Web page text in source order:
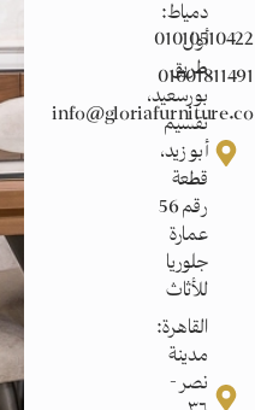
01010510422
01001811491
info@gloriafurniture.co
دمياط:
أول
طريق
بورسعيد،
تقسيم
أبو زيد،
قطعة
رقم 56
عمارة
جلوريا
للأثاث
القاهرة:
مدينة
نصر -